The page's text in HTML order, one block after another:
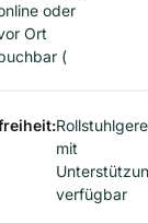
oder
Ort
(
mit
verfügbar